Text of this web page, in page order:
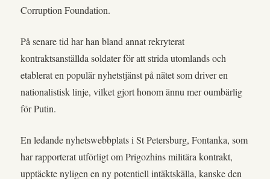
Corruption Foundation.
På senare tid har han bland annat rekryterat
kontraktsanställda soldater för att strida utomlands och
etablerat en populär nyhetstjänst på nätet som driver en
nationalistisk linje, vilket gjort honom ännu mer oumbärlig
för Putin.
En ledande nyhetswebbplats i St Petersburg, Fontanka, som
har rapporterat utförligt om Prigozhins militära kontrakt,
upptäckte nyligen en ny potentiell intäktskälla, kanske den